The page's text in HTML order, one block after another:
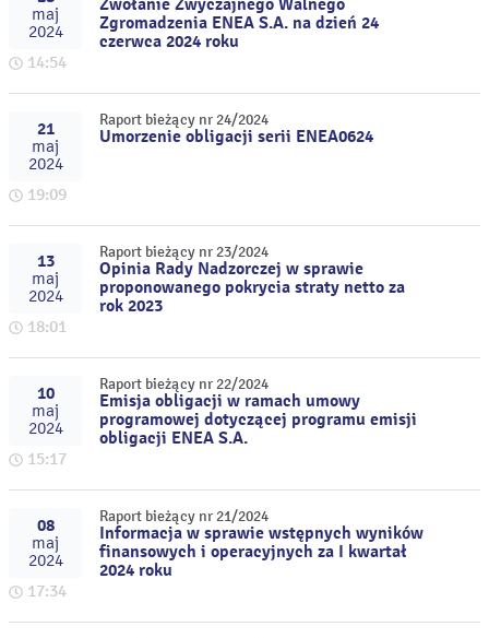
maj
2024
14:54
Zwołanie Zwyczajnego Walnego
Zgromadzenia ENEA S.A. na dzień 24
czerwca 2024 roku
21
maj
2024
19:09
Raport bieżący nr 24/2024
Umorzenie obligacji serii ENEA0624
13
maj
2024
18:01
Raport bieżący nr 23/2024
Opinia Rady Nadzorczej w sprawie
proponowanego pokrycia straty netto za
rok 2023
10
maj
2024
15:17
Raport bieżący nr 22/2024
Emisja obligacji w ramach umowy
programowej dotyczącej programu emisji
obligacji ENEA S.A.
08
maj
2024
17:34
Raport bieżący nr 21/2024
Informacja w sprawie wstępnych wyników
finansowych i operacyjnych za I kwartał
2024 roku